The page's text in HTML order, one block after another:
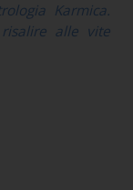
Karmica.
alle vite